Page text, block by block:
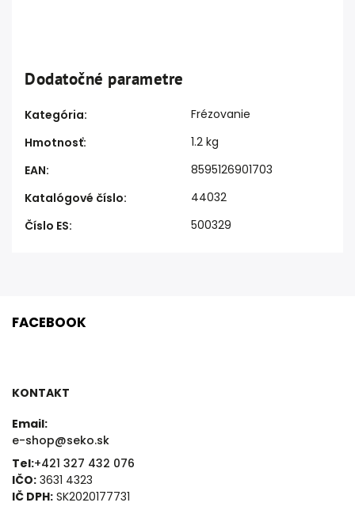
Dodatočné parametre
Kategória:
Frézovanie
Hmotnosť:
1.2 kg
EAN:
8595126901703
Katalógové číslo:
44032
Číslo ES: 500329
FACEBOOK
KONTAKT
Email:
e-shop@seko.sk
Tel:+421 327 432 076
IČO: 3631 4323
IČ DPH: SK2020177731